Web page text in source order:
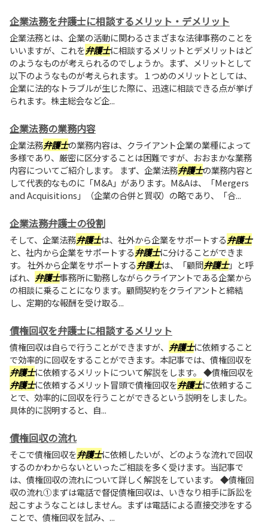
企業法務を弁護士に相談するメリット・デメリット
企業法務とは、企業の活動に関わるさまざまな法律事務のことを
いいますが、これを弁護士に相談するメリットとデメリットはど
のようなものが考えられるのでしょうか。まず、メリットとして
以下のようなものが考えられます。１つめのメリットとしては、
企業に法的なトラブルが生じた際に、迅速に相談できる点が挙げ
られます。株主総会など企...
企業法務の業務内容
企業法務弁護士の業務内容は、クライアント企業の業種によって
多様であり、厳密に区分することは困難ですが、おおまかな業務
内容についてご紹介します。 まず、企業法務弁護士の業務内容と
して代表的なものに「M&A」があります。M&Aは、「Mergers
and Acquisitions」（企業の合併と買収）の略であり、「合...
企業法務弁護士の役割
そして、企業法務弁護士は、社外から企業をサポートする弁護士
と、社内から企業をサポートする弁護士に分けることができま
す。 社外から企業をサポートする弁護士は、「顧問弁護士」と呼
ばれ、 弁護士事務所に勤務しながらクライアントである企業から
の相談に乗ることになります。顧問契約をクライアントと締結
し、定期的な報酬を受け取る...
債権回収を弁護士に相談するメリット
債権回収は自らで行うことができますが、 弁護士に依頼すること
で効率的に回収をすることができます。本記事では、債権回収を
弁護士に依頼するメリットについて解説をします。 ◆債権回収を
弁護士に依頼するメリット冒頭で債権回収を弁護士に依頼するこ
とで、効率的に回収を行うことができるという説明をしました。
具体的に説明すると、自...
債権回収の流れ
そこで債権回収を弁護士に依頼したいが、どのような流れで回収
するのかわからないといったご相談を多く受けます。当記事で
は、債権回収の流れについて詳しく解説をしています。 ◆債権回
収の流れ①まずは電話で督促債権回収は、いきなり相手に訴訟を
起こすようなことはしません。まずは電話による直接交渉をする
ことで、債権回収を試み、...